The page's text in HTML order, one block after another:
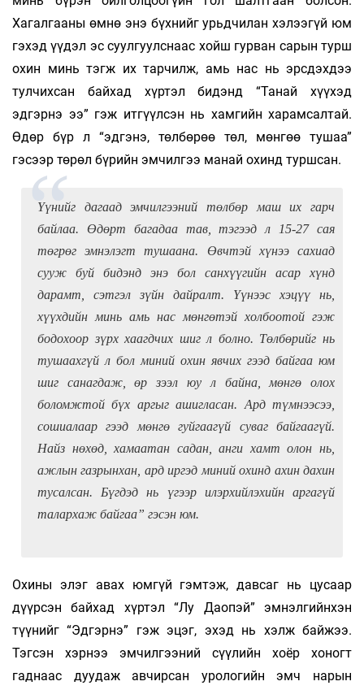
Хагалгааны өмнө энэ бүхнийг урьдчилан хэлээгүй юм
гэхэд үүдэл эс суулгуулснаас хойш гурван сарын турш
охин минь тэгж их тарчилж, амь нас нь эрсдэхдээ
тулчихсан байхад хүртэл бидэнд “Танай хүүхэд
эдгэрнэ ээ” гэж итгүүлсэн нь хамгийн харамсалтай.
Өдөр бүр л “эдгэнэ, төлбөрөө төл, мөнгөө тушаа”
гэсээр төрөл бүрийн эмчилгээ манай охинд туршсан.
Үүнийг дагаад эмчилгээний төлбөр маш их гарч
байлаа. Өдөрт багадаа тав, тэгээд л 15-27 сая
төгрөг эмнэлэгт тушаана. Өвчтэй хүнээ сахиад
сууж буй бидэнд энэ бол санхүүгийн асар хүнд
дарамт, сэтгэл зүйн дайралт. Үүнээс хэцүү нь,
хүүхдийн минь амь нас мөнгөтэй холбоотой гэж
бодохоор зүрх хаагдчих шиг л болно. Төлбөрийг нь
тушаахгүй л бол миний охин явчих гээд байгаа юм
шиг санагдаж, өр зээл юу л байна, мөнгө олох
боломжтой бүх аргыг ашигласан. Ард түмнээсээ,
сошиалаар гээд мөнгө гуйгаагүй суваг байгаагүй.
Найз нөхөд, хамаатан садан, анги хамт олон нь,
ажлын газрынхан, ард иргэд миний охинд ахин дахин
тусалсан. Бүгдэд нь үгээр илэрхийлэхийн аргагүй
талархаж байгаа” гэсэн юм.
Охины элэг авах юмгүй гэмтэж, давсаг нь цусаар
дүүрсэн байхад хүртэл “Лу Даопэй” эмнэлгийнхэн
түүнийг “Эдгэрнэ” гэж эцэг, эхэд нь хэлж байжээ.
Тэгсэн хэрнээ эмчилгээний сүүлийн хоёр хоногт
гаднаас дуудаж авчирсан урологийн эмч нарын